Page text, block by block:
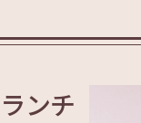
ンチ